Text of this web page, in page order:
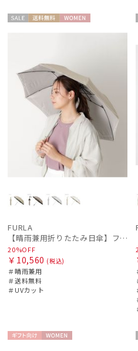
LANVIN en Bleu
MACKINTOSH
マッキントッシュ フィロソフィー
MAGICAL TECH
マジカルテック
masu
マス
MIRACLE TECH
POLO RALPH LAUREN
ポロ ラルフ ローレン
urawaza
傘機能
FURLA
【晴雨兼用折りたたみ日傘】フルラ (FURLA) シャンブレーオーガンジー刺繍
20%OFF
￥10,560 (税込)
＃晴雨兼用
＃送料無料
＃UVカット